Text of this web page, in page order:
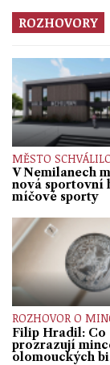
ROZHOVORY
MĚSTO
V Nemilanech
nová sportovní
míčové sporty
ROZHOVOR O
Filip Hradil: Co
prozrazují
olomouckých